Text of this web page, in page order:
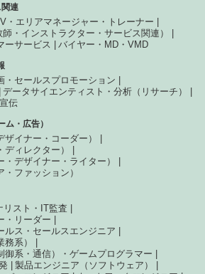
連
・エリアマネージャー・トレーナー
・インストラクター・サービス関連）
ーサービス
バイヤー・MD・VMD
・セールスプロモーション
データサイエンティスト・分析（リサーチ）
伝
・広告）
イナー・コーダー）
ィレクター）
デザイナー・ライター）
ファッション）
リスト・IT監査
・リーダー
ルス・セールスエンジニア
系）
御系・通信）・ゲームプログラマー
製品エンジニア（ソフトウェア）